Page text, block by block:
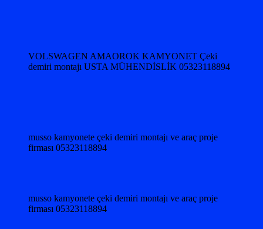
VOLSWAGEN AMAOROK KAMYONET Çeki
demiri montajı USTA MÜHENDİSLİK 05323118894
musso kamyonete çeki demiri montajı ve araç proje
firması 05323118894
musso kamyonete çeki demiri montajı ve araç proje
firması 05323118894